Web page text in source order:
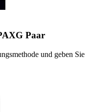
Paar
und geben Sie